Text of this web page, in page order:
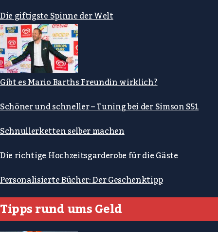
Die giftigste Spinne der Welt
Gibt es Mario Barths Freundin wirklich?
Schöner und schneller – Tuning bei der Simson S51
Schnullerketten selber machen
Die richtige Hochzeitsgarderobe für die Gäste
Personalisierte Bücher: Der Geschenktipp
Tipps rund ums Geld